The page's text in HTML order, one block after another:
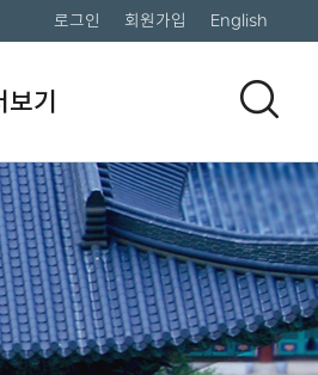
로그인 회원가입 English
보기